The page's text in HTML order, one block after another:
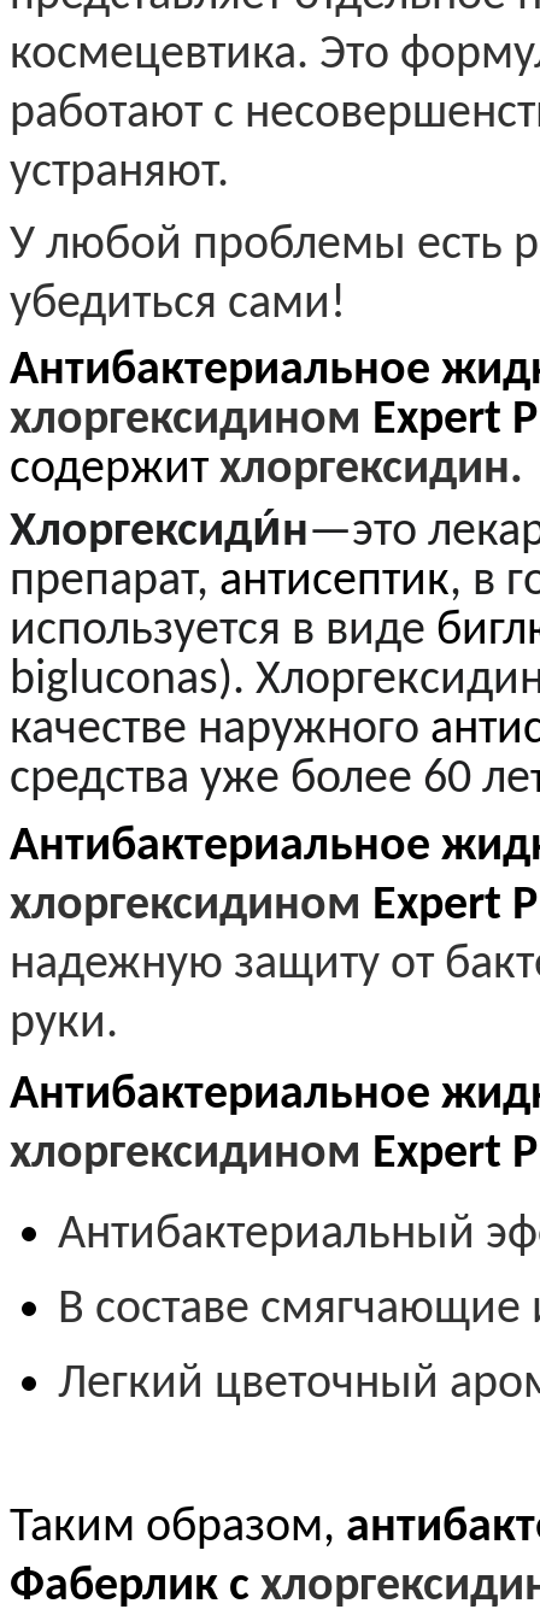
космецевтика. Это
работают с
устраняют.
У любой проблемы есть
убедиться сами!
Антибактериальное
хлоргексидином Expert
содержит хлоргексидин.
Хлоргексиди́н—это
препарат, антисептик, в
используется в виде
bigluconas).
качестве наружного
средства уже более 60 ле
Антибактериальное
хлоргексидином Expert
надежную защиту от
руки.
Антибактериальное
хлоргексидином Expert
Антибактериальный
В составе
Легкий цветочный
Таким образом,
Фаберлик с